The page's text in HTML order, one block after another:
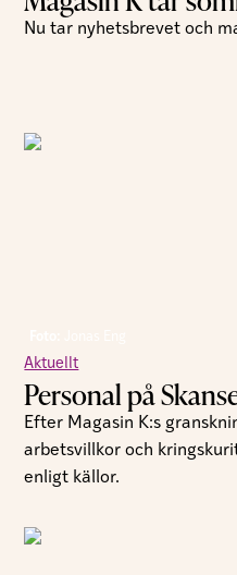
Nu tar nyhetsbrevet och
Aktuellt
Personal på
Efter Magasin K:s
arbetsvillkor och
enligt källor.